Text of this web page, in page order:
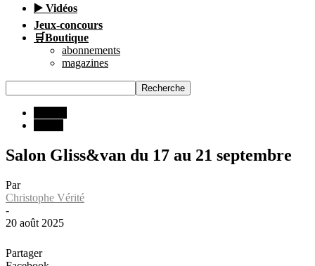
▶️ Vidéos
Jeux-concours
🛒Boutique
abonnements
magazines
Salon Gliss&van du 17 au 21 septembre
Par
Christophe Vérité
-
20 août 2025
Partager